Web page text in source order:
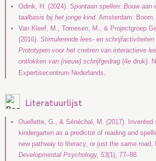
Odink, H. (2024). Spontaan spellen: Bouw aan
taalbasis bij het jonge kind. Amsterdam: Boom.
Van Kleef, M., Tomesen, M., & Projectgroep
(2016). Stimulerende lees- en schrijfactiviteiten
Prototypen voor het creëren van interactieve
ontlokken van (nieuw) schrijfgedrag (4e druk).
Expertisecentrum Nederlands .
Literatuurlijst
Ouellette, G., & Sénéchal, M. (2017). Invented
kindergarten as a predictor of reading and
new pathway to literacy, or just the same road,
Developmental Psychology, 53(1), 77–88.